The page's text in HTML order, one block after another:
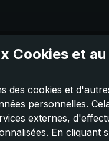
Cookies et
des cookies et
personnelles.
externes,
En cliquant